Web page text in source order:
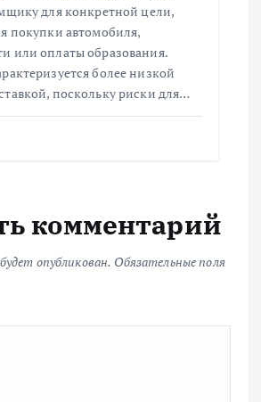
для конкретной цели,
покупки автомобиля,
или оплаты образования.
более низкой
поскольку риски для…
комментарий
опубликован. Обязательные поля